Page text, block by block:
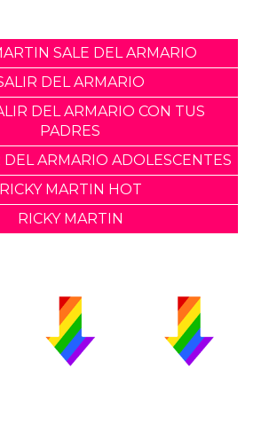
SALE DEL ARMARIO
DEL ARMARIO
DEL ARMARIO CON TUS
PADRES
DEL ARMARIO ADOLESCENTES
RICKY MARTIN HOT
RICKY MARTIN